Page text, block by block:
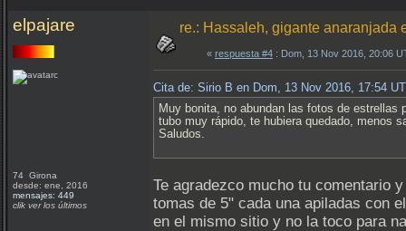
elpajare
74 Girona
desde: ene, 2016
mensajes: 449
clik ver los últimos
re.: Hassaleh, gigante anaranjada
« respuesta #4 : Dom, 13 Nov 2016, 20:06
Cita de: Sirio B en Dom, 13 Nov 2016, 17:54
Muy bonita, no abundan las fotos de
tubo muy rápido, te hubiera quedado, menos
Saludos.
Te agradezco mucho tu comentario
tomas de 5" cada una apiladas con
en el mismo sitio y no la toco para